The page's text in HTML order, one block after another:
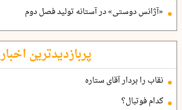
«آژانس دوستی» در آستانه تولید فصل دوم
پربازدیدترین اخبار
نقاب را بردار آقای ستاره
کدام فوتبال؟